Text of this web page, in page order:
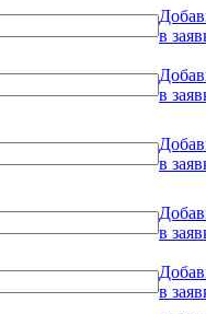
в
в
в
в
в